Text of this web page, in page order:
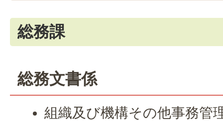
総務課
総務文書係
組織及び機構その他事務管